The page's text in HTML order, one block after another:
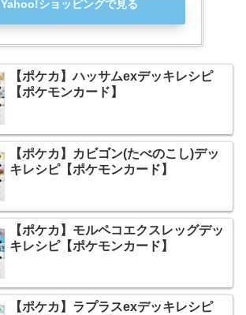
Yahoo!ショッピングで見る
【ポケカ】ハッサムexデッキレシピ
【ポケモンカード】
【ポケカ】カビゴン(たべのこし)デッ
キレシピ【ポケモンカード】
【ポケカ】モルペコエクスレッグデッ
キレシピ【ポケモンカード】
【ポケカ】ラプラスexデッキレシピ